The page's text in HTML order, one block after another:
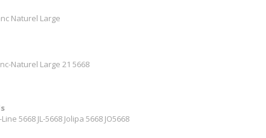
Naturel Large
Naturel Large 21 5668
5668 JL-5668 Jolipa 5668 JO5668